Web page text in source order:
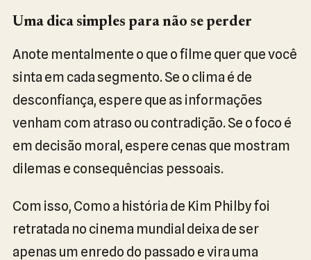
Uma dica simples para não se perder
Anote mentalmente o que o filme quer que você
sinta em cada segmento. Se o clima é de
desconfiança, espere que as informações
venham com atraso ou contradição. Se o foco é
em decisão moral, espere cenas que mostram
dilemas e consequências pessoais.
Com isso, Como a história de Kim Philby foi
retratada no cinema mundial deixa de ser
apenas um enredo do passado e vira uma